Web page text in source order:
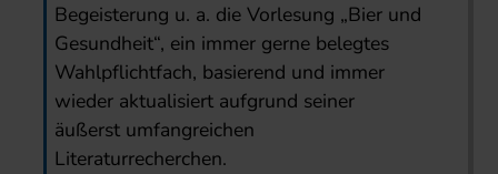
Begeisterung u. a. die Vorlesung „Bier und
Gesundheit“, ein immer gerne belegtes
Wahlpflichtfach, basierend und immer
wieder aktualisiert aufgrund seiner
äußerst umfangreichen
Literaturrecherchen.